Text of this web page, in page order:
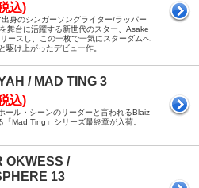
込)
身のシンガーソングライター/ラッパー
舞台に活躍する新世代のスター、Asake
ースし、この一枚で一気にスターダムへ
と駆け上がったデビュー作。
/ MAD TING 3
込)
ール・シーンのリーダーと言われるBlaiz
「Mad Ting」シリーズ最終章が入荷。
OKWESS /
13